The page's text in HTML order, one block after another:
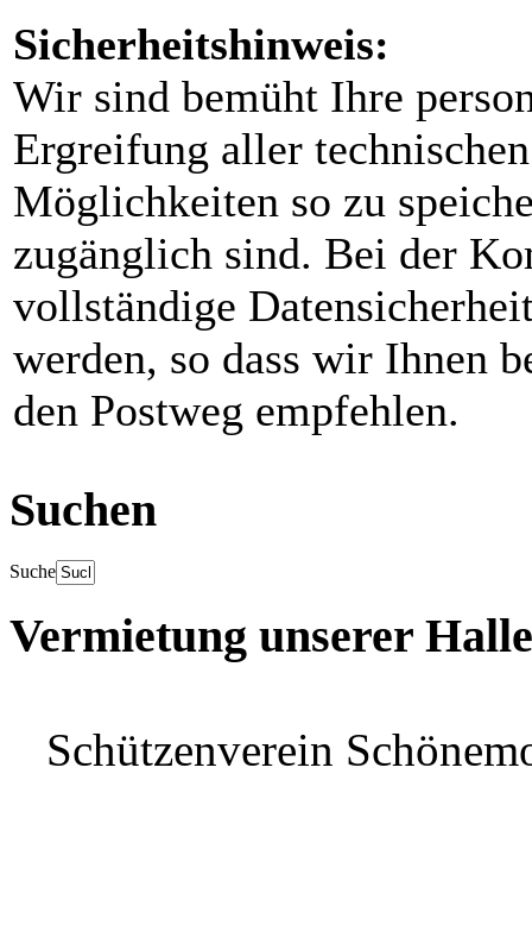
Sicherheitshinweis:
Wir sind bemüht Ihre
Ergreifung aller
Möglichkeiten so zu
zugänglich sind. Bei der
vollständige
werden, so dass wir Ihnen
den Postweg empfehlen.
Suchen
Suche
Vermietung unserer Halle
Schützenverein